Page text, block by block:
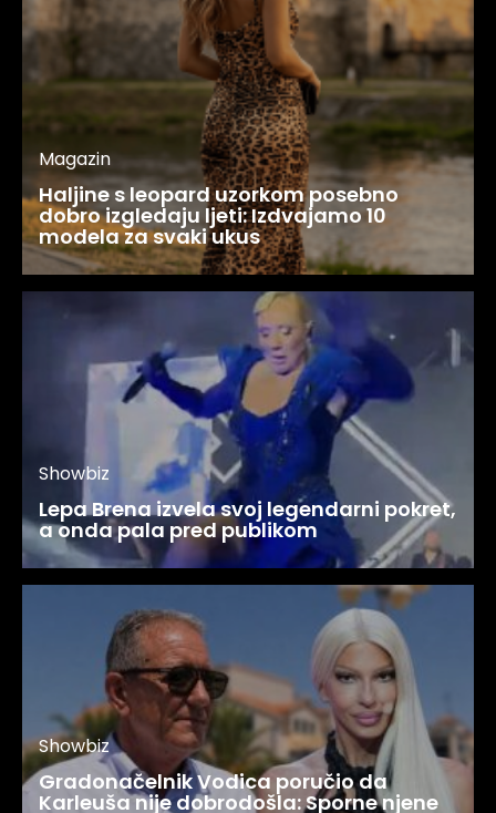
Magazin
Haljine s leopard uzorkom posebno
dobro izgledaju ljeti: Izdvajamo 10
modela za svaki ukus
Showbiz
Lepa Brena izvela svoj legendarni pokret,
a onda pala pred publikom
Showbiz
Gradonačelnik Vodica poručio da
Karleuša nije dobrodošla: Sporne njene